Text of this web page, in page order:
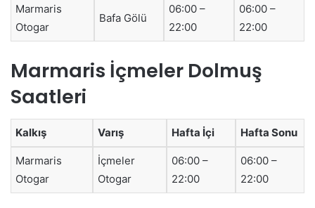
Marmaris
Otogar
Bafa Gölü
06:00 –
22:00
06:00 –
22:00
Marmaris İçmeler Dolmuş
Saatleri
Kalkış Varış Hafta İçi Hafta Sonu
Marmaris
Otogar
İçmeler
Otogar
06:00 –
22:00
06:00 –
22:00